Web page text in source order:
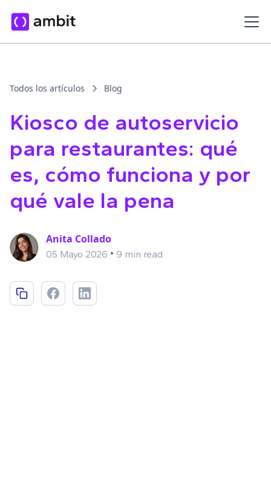
Todos los artículos Blog
Kiosco de autoservicio
para restaurantes: qué
es, cómo funciona y por
qué vale la pena
Anita Collado
05 Mayo 2026 • 9 min read